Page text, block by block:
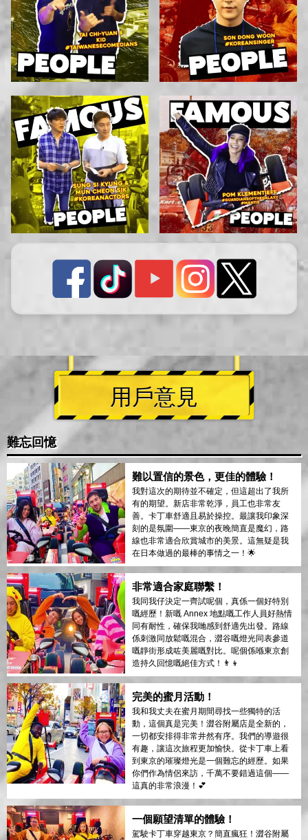
用戶意見
難忘回憶
難以置信的景色，更佳的體驗！
我對這次的期待並不確定，但這超出了我所
有的期望。新店非常乾淨，員工也非常友
善。卡丁車舒適且易於操控。最讓我印象深
刻的是氛圍——東京的夜晚簡直是魔幻，路
線也非常適合欣賞城市的美景。這無疑是我
在日本做過的最棒的事情之一！🌟
非常適合家庭聯繫！
我同我仔決定一齊試呢個，真係一個好特別
嘅經歷！新嘅 Annex 地點嘅工作人員好熱情
同有耐性，確保我哋感到舒適先出發。路線
係刺激同放鬆嘅混合，澀谷嘅燈光同表參道
嘅靜街形成咗美麗嘅對比。呢個係喺東京創
造持久回憶嘅絕佳方式！👨‍👦
完美的蜜月活動！
我和我丈夫在蜜月期間尋找一些獨特的活
動，這個真是完美！澀谷附屬店是全新的，
一切都安排得非常井然有序。我們的導遊很
有趣，讓這次旅程更加愉快。從卡丁車上看
到東京的璀璨燈光是一個難忘的經歷。如果
你們作為情侶來訪，千萬不要錯過這個——
這真的非常浪漫！💕
一個願望清單的體驗！
駕駛卡丁車穿越東京？簡直瘋狂！澀谷附屬